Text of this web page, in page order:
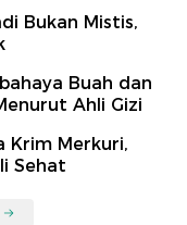
Bukan Mistis,
Buah dan
Ahli Gizi
Krim Merkuri,
Sehat